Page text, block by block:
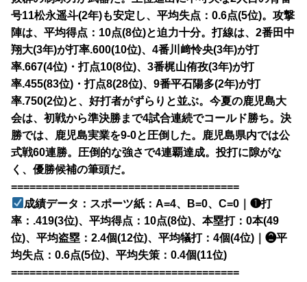
号11松永遥斗(2年)も安定し、平均失点：0.6点(5位)。攻撃
陣は、平均得点：10点(8位)と迫力十分。打線は、2番田中
翔大(3年)が打率.600(10位)、4番川﨑怜央(3年)が打
率.667(4位)・打点10(8位)、3番梶山侑孜(3年)が打
率.455(83位)・打点8(28位)、9番平石陽多(2年)が打
率.750(2位)と、好打者がずらりと並ぶ。今夏の鹿児島大
会は、初戦から準決勝まで4試合連続でコールド勝ち。決
勝では、鹿児島実業を9-0と圧倒した。鹿児島県内では公
式戦60連勝。圧倒的な強さで4連覇達成。投打に隙がな
く、優勝候補の筆頭だ。
=====================================
成績データ：スポーツ紙：A=4、B=0、C=0｜❶打
率：.419(3位)、平均得点：10点(8位)、本塁打：0本(49
位)、平均盗塁：2.4個(12位)、平均犠打：4個(4位)｜❷平
均失点：0.6点(5位)、平均失策：0.4個(11位)
=====================================